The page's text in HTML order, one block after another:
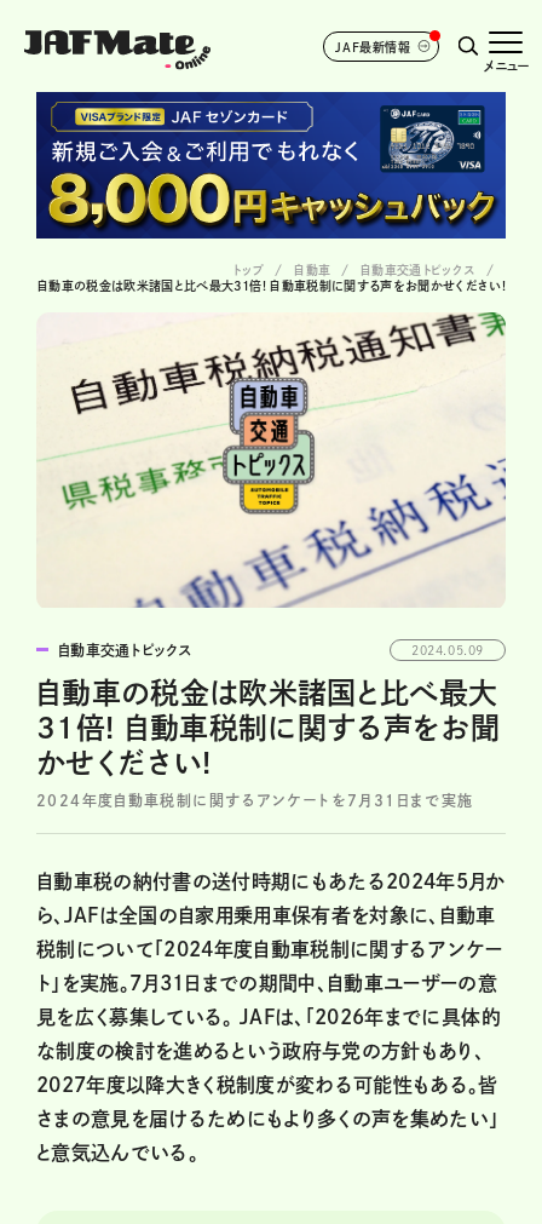
JAF最新情報
メニュー
トップ 自動車
自動車交通トピックス
自動車の税金は欧米諸国と比べ最大31倍! 自動車税制に関する声をお聞かせください!
自動車交通トピックス 2024.05.09
自動車の税金は欧米諸国と比べ最大
31倍! 自動車税制に関する声をお聞
かせください!
2024年度自動車税制に関するアンケートを7月31日まで実施
自動車税の納付書の送付時期にもあたる2024年5月か
ら、JAFは全国の自家用乗用車保有者を対象に、自動車
税制について「2024年度自動車税制に関するアンケー
ト」を実施。7月31日までの期間中、自動車ユーザーの意
見を広く募集している。 JAFは、「2026年までに具体的
な制度の検討を進めるという政府与党の方針もあり、
2027年度以降大きく税制度が変わる可能性もある。皆
さまの意見を届けるためにもより多くの声を集めたい」
と意気込んでいる。